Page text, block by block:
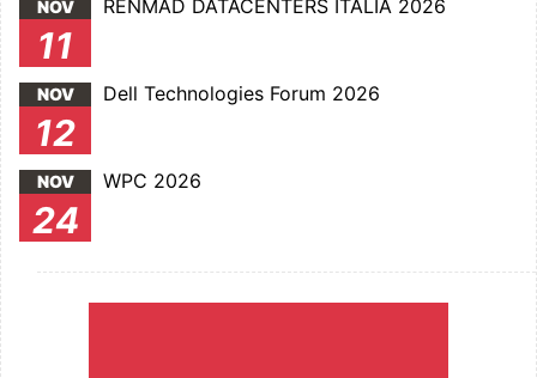
NOV
11
RENMAD DATACENTERS ITALIA 2026
NOV
12
Dell Technologies Forum 2026
NOV
24
WPC 2026